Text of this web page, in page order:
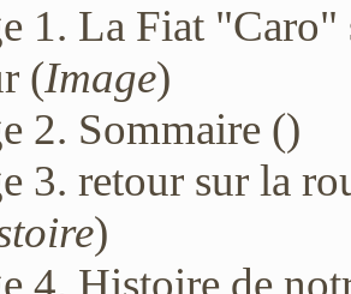
1. La Fiat "Caro"
(Image)
2. Sommaire ()
3. retour sur la
)